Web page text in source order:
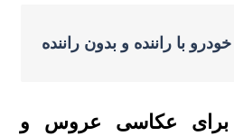
با راننده و بدون راننده
برای عکاسی عروس و